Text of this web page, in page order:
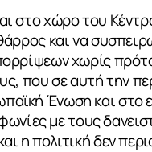
στο χώρο του
και να
χωρίς
που σε αυτή την
Ένωση και στο
με τους
η πολιτική δεν